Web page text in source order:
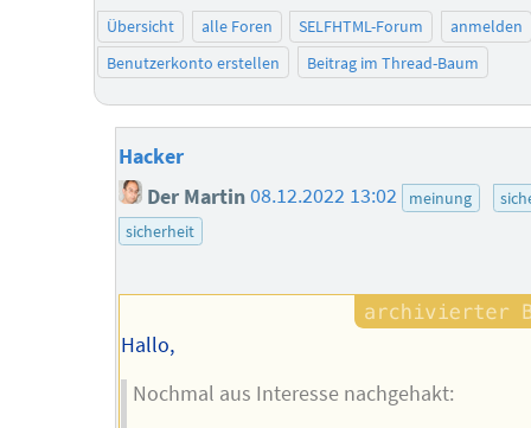
Übersicht alle Foren SELFHTML-Forum
anmelden
Benutzerkonto erstellen
Beitrag im Thread-Baum
Hacker
Der Martin 08.12.2022 13:02 meinung
sicherheit
Hallo,
Nochmal aus Interesse nachgehakt: